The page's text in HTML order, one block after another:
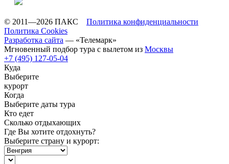
© 2011—2026 ПАКС Политика конфиденциальности
Политика Cookies
Разработка сайта — «Телемарк»
Мгновенный подбор тура с вылетом из Москвы
+7 (495) 127-05-04
Куда
Выберите
курорт
Когда
Выберите даты тура
Кто едет
Сколько отдыхающих
Где Вы хотите отдохнуть?
Выберите страну и курорт: